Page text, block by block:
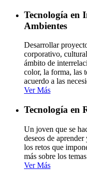
Tecnología en
Ambientes
Desarrollar
corporativo,
ámbito de
color, la forma, las
acuerdo a las
Ver Más
Tecnología en
Un joven que se
deseos de
los retos que
más sobre los
Ver Más